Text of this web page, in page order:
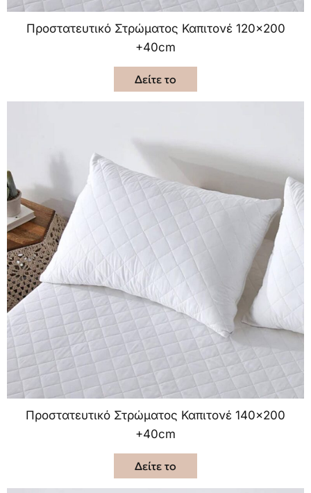
Προστατευτικό Στρώματος Καπιτονέ 120×200
+40cm
Δείτε το
Προστατευτικό Στρώματος Καπιτονέ 140×200
+40cm
Δείτε το